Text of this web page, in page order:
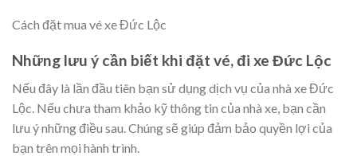
Cách đặt mua vé xe Đức Lộc
Những lưu ý cần biết khi đặt vé, đi xe Đức Lộc
Nếu đây là lần đầu tiên bạn sử dụng dịch vụ của nhà xe Đức
Lộc. Nếu chưa tham khảo kỹ thông tin của nhà xe, bạn cần
lưu ý những điều sau. Chúng sẽ giúp đảm bảo quyền lợi của
bạn trên mọi hành trình.